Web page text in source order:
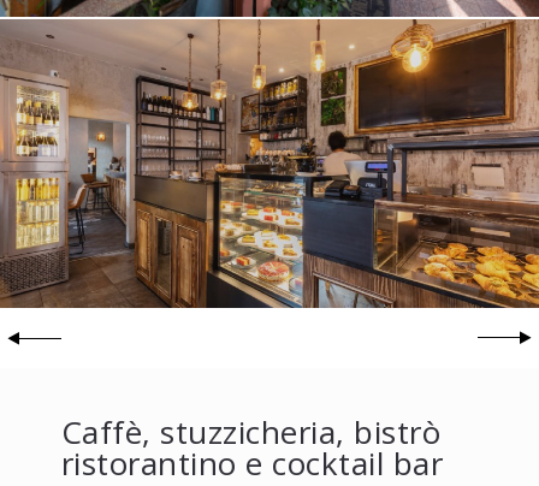
Caffè, stuzzicheria, bistrò
ristorantino e cocktail bar